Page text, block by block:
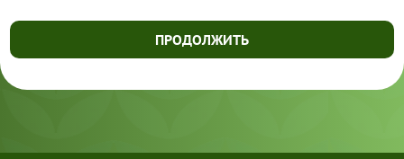
ПРОДОЛЖИТЬ